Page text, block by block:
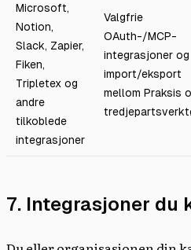
Microsoft,
Notion,
Slack, Zapier,
Fiken,
Tripletex og
andre
tilkoblede
integrasjoner
Valgfrie
OAuth-/MCP-
integrasjoner og
import/eksport
mellom Praksis
7. Integrasjoner du